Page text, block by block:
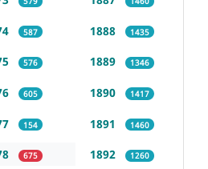
587
576
605
154
675
1888 1435
1889 1346
1890 1417
1891 1460
1892 1260